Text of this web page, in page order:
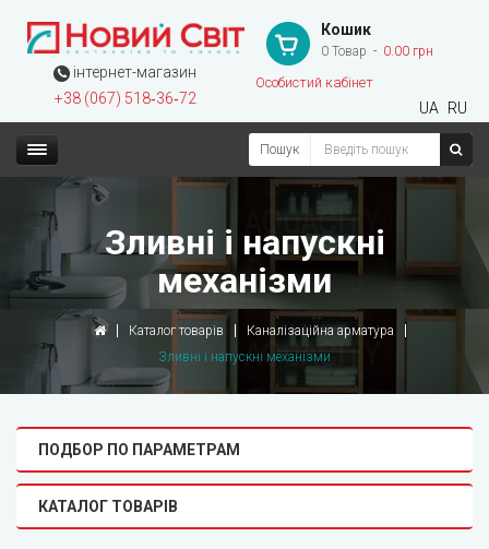
інтернет-магазин
+38 (067) 518‑36‑72
Кошик
0 Товар 0.00 грн
Особистий кабінет
UA RU
Пошук
Зливні і напускні
механізми
Каталог товарів
Каналізаційна арматура
Зливні і напускні механізми
ПОДБОР ПО ПАРАМЕТРАМ
КАТАЛОГ ТОВАРІВ